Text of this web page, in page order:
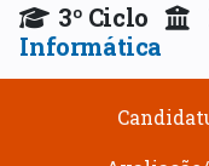
3º Ciclo
Informática